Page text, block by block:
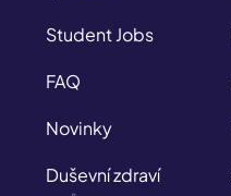
Student Jobs
FAQ
Novinky
Duševní zdraví